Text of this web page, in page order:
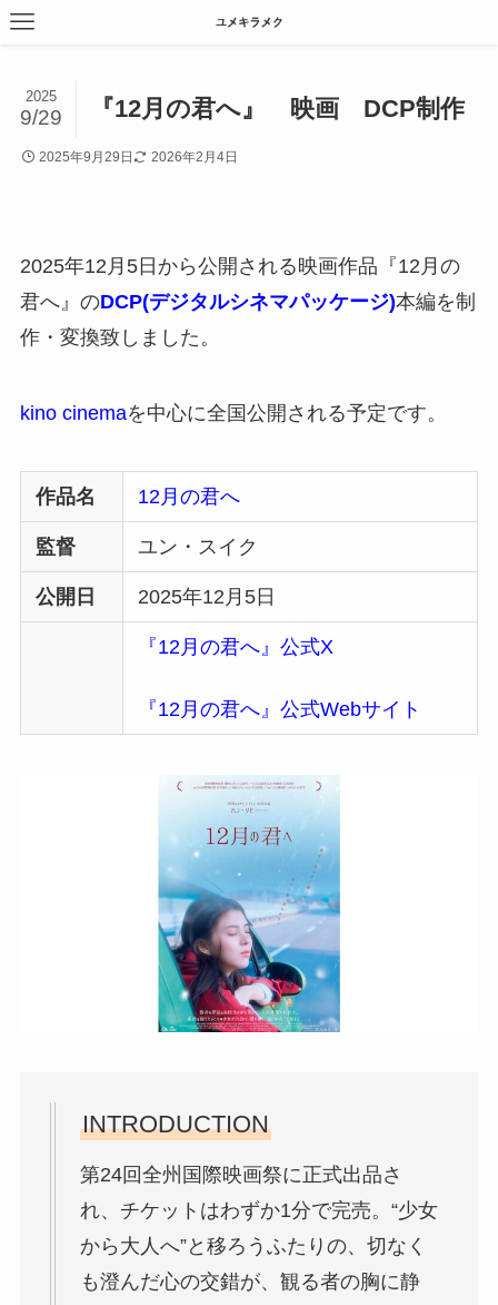
『12月の君へ』 映画 DCP制作
2025
9/29
2025年9月29日 2026年2月4日
2025年12月5日から公開される映画作品『12月の
君へ』のDCP(デジタルシネマパッケージ)本編を制
作・変換致しました。
kino cinemaを中心に全国公開される予定です。
作品名 12月の君へ
監督 ユン・スイク
公開日 2025年12月5日
『12月の君へ』公式X
『12月の君へ』公式Webサイト
INTRODUCTION
第24回全州国際映画祭に正式出品さ
れ、チケットはわずか1分で完売。“少女
から大人へ”と移ろうふたりの、切なく
も澄んだ心の交錯が、観る者の胸に静